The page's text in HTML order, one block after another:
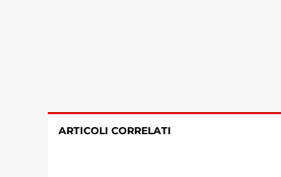
ARTICOLI CORRELATI